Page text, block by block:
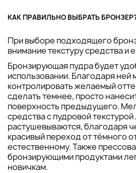
КАК ПРАВИЛЬНО ВЫБРАТЬ
При выборе подходящего
внимание текстуру средства и
Бронзирующая пудра будет
использовании. Благодаря ней
контролировать желаемый
сделать темнее, просто
поверхность предыдущего.
средства с пудровой текстурой
растушевываются, благодаря
красивый переход от тёмного
естественному. Также
бронзирующими продуктами
новичкам.